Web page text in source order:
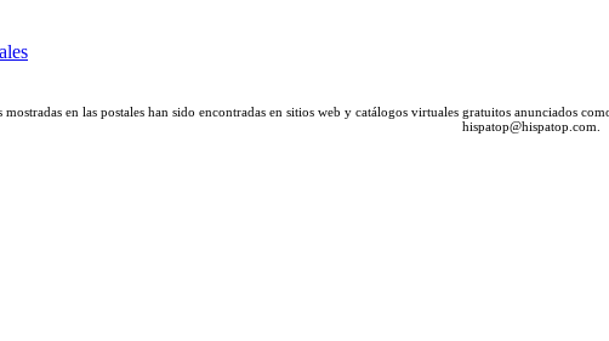
en las postales han sido encontradas en sitios web y catálogos virtuales gratuitos anunciados
hispatop@hispatop.com.